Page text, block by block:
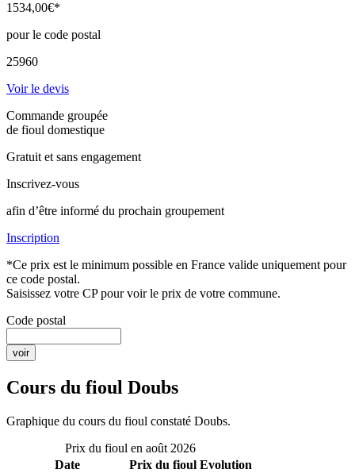
1534,00€*
pour le code postal
25960
Voir le devis
Commande groupée
de fioul domestique
Gratuit et sans engagement
Inscrivez-vous
afin d’être informé du prochain groupement
Inscription
*Ce prix est le minimum possible en France valide uniquement pour
ce code postal.
Saisissez votre CP pour voir le prix de votre commune.
Code postal
Cours du fioul Doubs
Graphique du cours du fioul constaté Doubs.
Prix du fioul en août 2026
Date
Prix du fioul Evolution